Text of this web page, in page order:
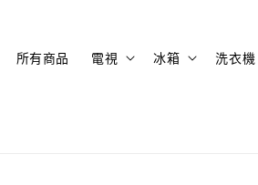
所有商品 電視 冰箱 洗衣機